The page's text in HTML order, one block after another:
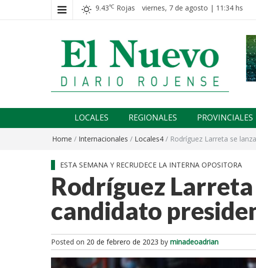
9.43℃ Rojas viernes, 7 de agosto | 11:34 hs
El nuevo rojense
LOCALES REGIONALES PROVINCIALES
Home / Internacionales / Locales4 / Rodríguez Larreta se
ESTA SEMANA Y RECRUDECE LA INTERNA OPOSITORA
Rodríguez
candidato
Posted on 20 de febrero de 2023 by minadeoadrian